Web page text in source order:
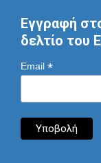
Εγγραφή
δελτίο του
Email *